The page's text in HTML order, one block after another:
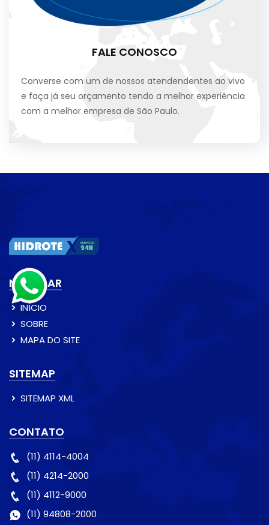
FALE CONOSCO
Converse com um de nossos atendendentes ao vivo
e faça já seu orçamento tendo a melhor experiência
com a melhor empresa de São Paulo.
NAVEGAR
INÍCIO
SOBRE
MAPA DO SITE
SITEMAP
SITEMAP XML
CONTATO
(11) 4114-4004
(11) 4214-2000
(11) 4112-9000
(11) 94808-2000